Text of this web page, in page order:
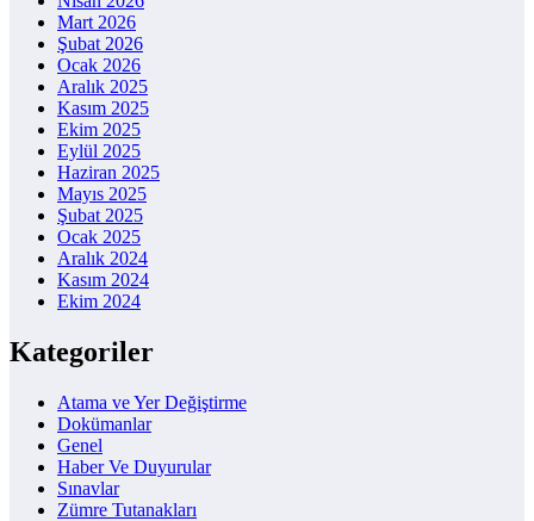
Mart 2026
Şubat 2026
Ocak 2026
Aralık 2025
Kasım 2025
Ekim 2025
Eylül 2025
Haziran 2025
Mayıs 2025
Şubat 2025
Ocak 2025
Aralık 2024
Kasım 2024
Ekim 2024
Kategoriler
Atama ve Yer Değiştirme
Dokümanlar
Genel
Haber Ve Duyurular
Sınavlar
Zümre Tutanakları